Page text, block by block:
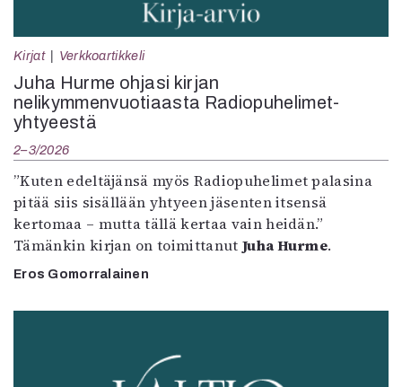
Kirjat Verkkoartikkeli
Juha Hurme ohjasi kirjan
nelikymmenvuotiaasta Radiopuhelimet-
yhtyeestä
2–3/2026
”Kuten edeltäjänsä myös Radiopuhelimet palasina
pitää siis sisällään yhtyeen jäsenten itsensä
kertomaa – mutta tällä kertaa vain heidän.”
Tämänkin kirjan on toimittanut Juha Hurme.
Eros Gomorralainen